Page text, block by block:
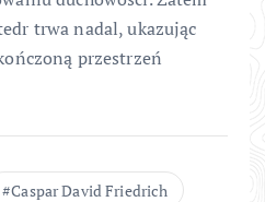
trwa nadal, ukazując
przestrzeń
Caspar David Friedrich